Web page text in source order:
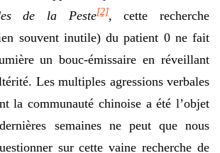
de la Peste[2], cette recherche
souvent inutile) du patient 0 ne fait
un bouc-émissaire en réveillant
Les multiples agressions verbales
la communauté chinoise a été l’objet
semaines ne peut que nous
sur cette vaine recherche de